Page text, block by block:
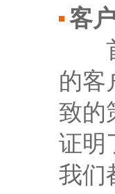
客
首
的客
致的
证明
我们